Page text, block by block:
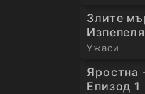
Злите
Ужаси
Яростна
Епизод 1